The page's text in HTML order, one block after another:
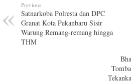
Previous
Satnarkoba Polresta dan DPC
Granat Kota Pekanbaru Sisir
Warung Remang-remang hingga
THM